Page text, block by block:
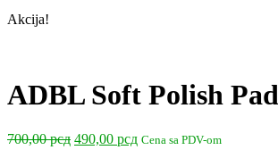
Akcija!
ADBL Soft Polish Pad
700,00рсд Originalna
490,00 рсдTrenutna
Cena sa PDV-om